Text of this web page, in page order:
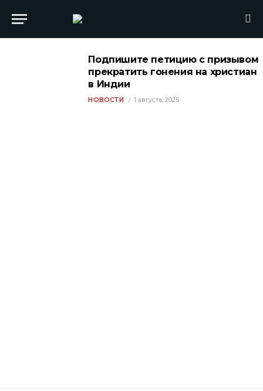
Подпишите петицию с призывом
прекратить гонения на христиан
в Индии
НОВОСТИ 1 августа, 2025